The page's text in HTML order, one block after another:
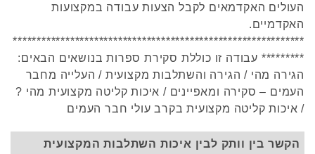
העולים האקדמאים לקבל הצעות עבודה במקצועות
האקדמיים.
*************************************************************
********* עבודה זו כוללת סקירת ספרות בנושאים הבאים:
הגירה מהי / הגירה והשתלבות מקצועית / העלייה מחבר
העמים – סקירה ומאפיינים / איכות קליטה מקצועית מהי ?
/ איכות קליטה מקצועית בקרב עולי חבר העמים
הקשר בין וותק לבין איכות השתלבות המקצועית